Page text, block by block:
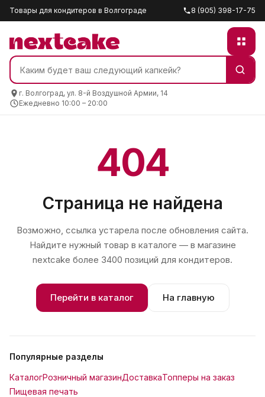
Товары для кондитеров в Волгограде 8 (905) 398-17-75
г. Волгоград, ул. 8-й Воздушной Армии, 14
Ежедневно 10:00 – 20:00
404
Страница не найдена
Возможно, ссылка устарела после обновления сайта.
Найдите нужный товар в каталоге — в магазине
nextcake более 3400 позиций для кондитеров.
Перейти в каталог На главную
Популярные разделы
КаталогРозничный магазинДоставкаТопперы на заказ
Пищевая печать